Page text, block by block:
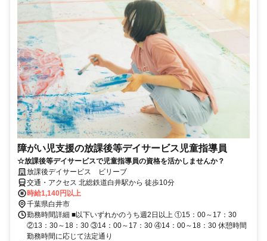
障がい児支援の放課後等デイサービス児童指導員
☆放課後等デイサービスで児童指導員の資格を活かしませんか？
放課後デイサービス ビリーブ
交通・アクセス 北総鉄道白井駅から 徒歩10分
時給1,140円以上
千葉県白井市
勤務時間詳細 ■以下いずれかのうち週2日以上 ①15：00～17：30
②13：30～18：30 ③14：00～17：30 ④14：00～18：30 休憩時間
勤務時間に応じて法定通り